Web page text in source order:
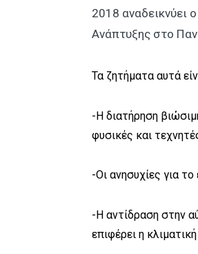
2018 αναδεικνύει
Ανάπτυξης στο
Τα ζητήματα αυτά
-H διατήρηση
φυσικές και
-Οι ανησυχίες για
-Η αντίδραση στην
επιφέρει η